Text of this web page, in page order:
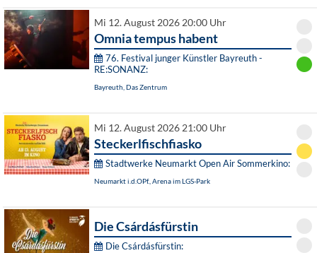
Mi 12. August 2026 20:00 Uhr
Omnia tempus habent
76. Festival junger Künstler Bayreuth -
RE:SONANZ:
Bayreuth, Das Zentrum
Mi 12. August 2026 21:00 Uhr
Steckerlfischfiasko
Stadtwerke Neumarkt Open Air Sommerkino:
Neumarkt i.d.OPf., Arena im LGS-Park
Die Csárdásfürstin
Die Csárdásfürstin: